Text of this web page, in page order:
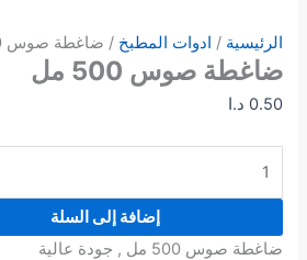
الرئيسية / ادوات المطبخ / ضاغطة صوس 500 مل
ضاغطة صوس 500 مل
0.50 د.ا
إضافة إلى السلة
ضاغطة صوس 500 مل , جودة عالية